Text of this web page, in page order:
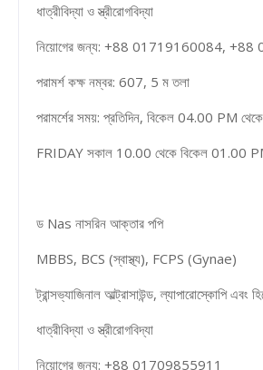
ধাত্রীবিদ্যা ও স্ত্রীরোগবিদ্যা
নিয়োগের জন্য: +88 01719160084,
পরামর্শ কক্ষ নম্বর: 607, 5 ম তলা
পরামর্শের সময়: প্রতিদিন, বিকেল 04.00 PM
FRIDAY সকাল 10.00 থেকে বিকেল 01.00
ড Nas নাসরিন আক্তার পপি
MBBS, BCS (স্বাস্থ্য), FCPS (Gynae)
ট্রান্সভ্যাজিনাল আল্ট্রাসাউন্ড, ল্যাপারোস্কোপি এবং
ধাত্রীবিদ্যা ও স্ত্রীরোগবিদ্যা
নিয়োগের জন্য: +88 01709855911